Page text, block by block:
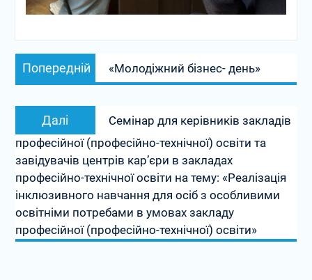
Навігація
записів
Попередній
Попередній
запис:
«Молодіжний бізнес- день»
Далі
Наступний
запис:
Семінар для керівників закладів
професійної (професійно-технічної) освіти та
завідувачів центрів кар’єри в закладах
професійно-технічної освіти на тему: «Реалізація
інклюзивного навчання для осіб з особливими
освітніми потребами в умовах закладу
професійної (професійно-технічної) освіти»